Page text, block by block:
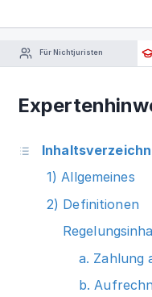
Für Nichtjuristen
1) Allgemeines
2) Definitionen
a. Zahlung
b.